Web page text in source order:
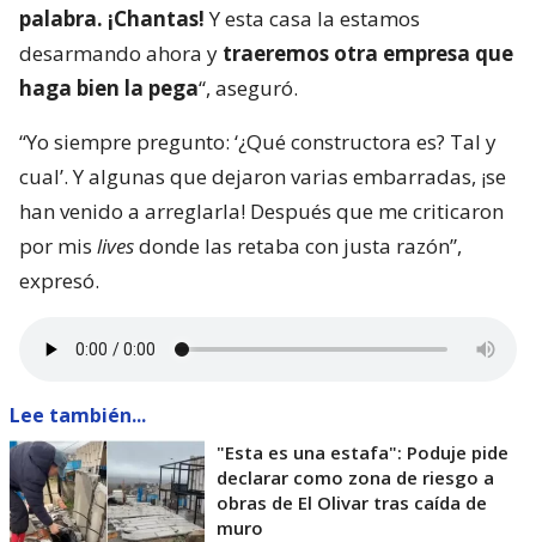
palabra. ¡Chantas!Y esta casa la estamos
desarmando ahora y traeremos otra empresa que
haga bien la pega“, aseguró.
“Yo siempre pregunto: ‘¿Qué constructora es? Tal y
cual’. Y algunas que dejaron varias embarradas, ¡se
han venido a arreglarla! Después que me criticaron
por mis livesdonde las retaba con justa razón”,
expresó.
Lee también...
"Esta es una estafa": Poduje pide
declarar como zona de riesgo a
obras de El Olivar tras caída de
muro